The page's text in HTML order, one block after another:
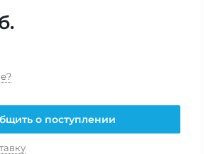
о поступлении